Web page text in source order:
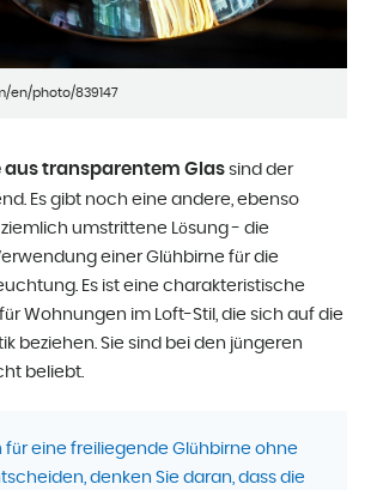
en/photo/839147
aus transparentem Glas sind der
Es gibt noch eine andere, ebenso
umstrittene Lösung - die
einer Glühbirne für die
Es ist eine charakteristische
Wohnungen im Loft-Stil, die sich auf die
beziehen. Sie sind bei den jüngeren
beliebt.
für eine freiliegende Glühbirne ohne
denken Sie daran, dass die